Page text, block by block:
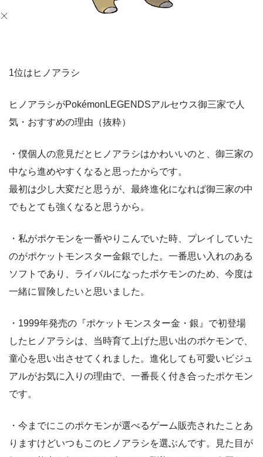
1位はヒノアラシ
ヒノアラシがPokémonLEGENDSアルセウス御三家で人
気・おすすめの理由（抜粋）
・僕個人の意見だとヒノアラシはかわいいのと、御三家の
中なら進めやすくなると思ったからです。
最初は少し大変だと思うが、最終進化になれば御三家の中
でもとても強くなると思うから。
・私がポケモンを一番やりこんでいた時、プレイしていた
のがポケットモンスター金銀でした。一番思い入れのある
ソフトであり、ライバルになったポケモンのため、今度は
一緒に冒険したいと思いました。
・1999年発売の『ポケットモンスター金・銀』で初登場
したヒノアラシは、当時育て上げた思い出のポケモンで、
童心を思い出させてくれました。進化しても可愛いビジュ
アルがお気に入りの理由で、一番長く付き合ったポケモン
です。
・今までにこのポケモンが選べるゲーム販売されたことあ
りますけどいつもこのヒノアラシを選ぶんです。見た目が